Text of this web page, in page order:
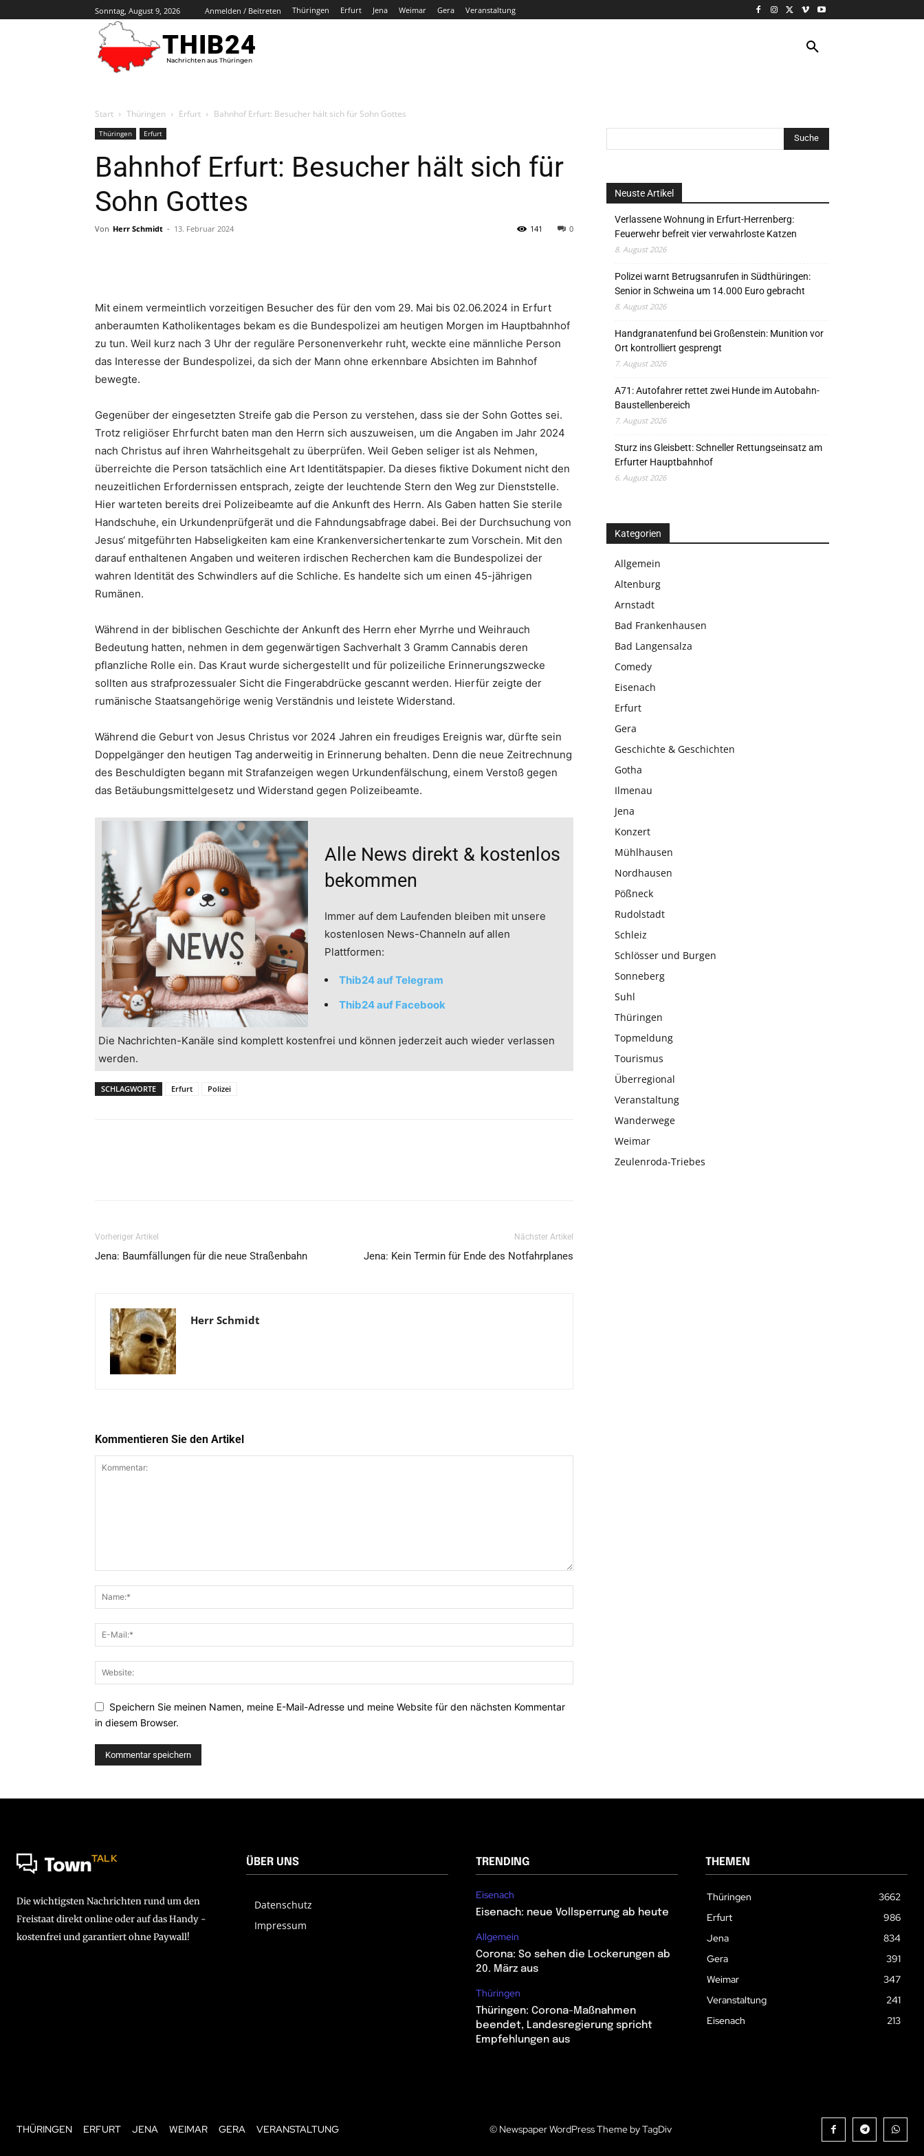
Sonntag, August 9, 2026 Anmelden / Beitreten Thüringen Erfurt Jena Weimar Gera Veranstaltung
THIB24
Nachrichten aus Thüringen
Start Thüringen Erfurt Bahnhof Erfurt: Besucher hält sich für Sohn Gottes
Thüringen Erfurt
Bahnhof Erfurt: Besucher hält sich für
Sohn Gottes
Von Herr Schmidt - 13. Februar 2024 0
141
Mit einem vermeintlich vorzeitigen Besucher des für den vom 29. Mai bis 02.06.2024 in Erfurt
anberaumten Katholikentages bekam es die Bundespolizei am heutigen Morgen im Hauptbahnhof
zu tun. Weil kurz nach 3 Uhr der reguläre Personenverkehr ruht, weckte eine männliche Person
das Interesse der Bundespolizei, da sich der Mann ohne erkennbare Absichten im Bahnhof
bewegte.
Gegenüber der eingesetzten Streife gab die Person zu verstehen, dass sie der Sohn Gottes sei.
Trotz religiöser Ehrfurcht baten man den Herrn sich auszuweisen, um die Angaben im Jahr 2024
nach Christus auf ihren Wahrheitsgehalt zu überprüfen. Weil Geben seliger ist als Nehmen,
überreichte die Person tatsächlich eine Art Identitätspapier. Da dieses fiktive Dokument nicht den
neuzeitlichen Erfordernissen entsprach, zeigte der leuchtende Stern den Weg zur Dienststelle.
Hier warteten bereits drei Polizeibeamte auf die Ankunft des Herrn. Als Gaben hatten Sie sterile
Handschuhe, ein Urkundenprüfgerät und die Fahndungsabfrage dabei. Bei der Durchsuchung von
Jesus‘ mitgeführten Habseligkeiten kam eine Krankenversichertenkarte zum Vorschein. Mit den
darauf enthaltenen Angaben und weiteren irdischen Recherchen kam die Bundespolizei der
wahren Identität des Schwindlers auf die Schliche. Es handelte sich um einen 45-jährigen
Rumänen.
Während in der biblischen Geschichte der Ankunft des Herrn eher Myrrhe und Weihrauch
Bedeutung hatten, nehmen in dem gegenwärtigen Sachverhalt 3 Gramm Cannabis deren
pflanzliche Rolle ein. Das Kraut wurde sichergestellt und für polizeiliche Erinnerungszwecke
sollten aus strafprozessualer Sicht die Fingerabdrücke gescannt werden. Hierfür zeigte der
rumänische Staatsangehörige wenig Verständnis und leistete Widerstand.
Während die Geburt von Jesus Christus vor 2024 Jahren ein freudiges Ereignis war, dürfte sein
Doppelgänger den heutigen Tag anderweitig in Erinnerung behalten. Denn die neue Zeitrechnung
des Beschuldigten begann mit Strafanzeigen wegen Urkundenfälschung, einem Verstoß gegen
das Betäubungsmittelgesetz und Widerstand gegen Polizeibeamte.
Alle News direkt & kostenlos
bekommen
Immer auf dem Laufenden bleiben mit unsere
kostenlosen News-Channeln auf allen
Plattformen:
Thib24 auf Telegram
Thib24 auf Facebook
Die Nachrichten-Kanäle sind komplett kostenfrei und können jederzeit auch wieder verlassen
werden.
SCHLAGWORTE Erfurt Polizei
Vorheriger Artikel
Jena: Baumfällungen für die neue Straßenbahn
Nächster Artikel
Jena: Kein Termin für Ende des Notfahrplanes
Herr Schmidt
Kommentieren Sie den Artikel
Speichern Sie meinen Namen, meine E-Mail-Adresse und meine Website für den nächsten Kommentar
in diesem Browser.
Neuste Artikel
Verlassene Wohnung in Erfurt-Herrenberg:
Feuerwehr befreit vier verwahrloste Katzen
8. August 2026
Polizei warnt Betrugsanrufen in Südthüringen:
Senior in Schweina um 14.000 Euro gebracht
8. August 2026
Handgranatenfund bei Großenstein: Munition vor
Ort kontrolliert gesprengt
7. August 2026
A71: Autofahrer rettet zwei Hunde im Autobahn-
Baustellenbereich
7. August 2026
Sturz ins Gleisbett: Schneller Rettungseinsatz am
Erfurter Hauptbahnhof
6. August 2026
Kategorien
Allgemein
Altenburg
Arnstadt
Bad Frankenhausen
Bad Langensalza
Comedy
Eisenach
Erfurt
Gera
Geschichte & Geschichten
Gotha
Ilmenau
Jena
Konzert
Mühlhausen
Nordhausen
Pößneck
Rudolstadt
Schleiz
Schlösser und Burgen
Sonneberg
Suhl
Thüringen
Topmeldung
Tourismus
Überregional
Veranstaltung
Wanderwege
Weimar
Zeulenroda-Triebes
TownTALK
Die wichtigsten Nachrichten rund um den
Freistaat direkt online oder auf das Handy -
kostenfrei und garantiert ohne Paywall!
ÜBER UNS
Datenschutz
Impressum
TRENDING
Eisenach
Eisenach: neue Vollsperrung ab heute
Allgemein
Corona: So sehen die Lockerungen ab
20. März aus
Thüringen
Thüringen: Corona-Maßnahmen
beendet, Landesregierung spricht
Empfehlungen aus
THEMEN
Thüringen
3662
Erfurt
986
Jena
834
Gera
391
Weimar
347
Veranstaltung
241
Eisenach
213
THÜRINGEN ERFURT JENA WEIMAR GERA VERANSTALTUNG © Newspaper WordPress Theme by TagDiv